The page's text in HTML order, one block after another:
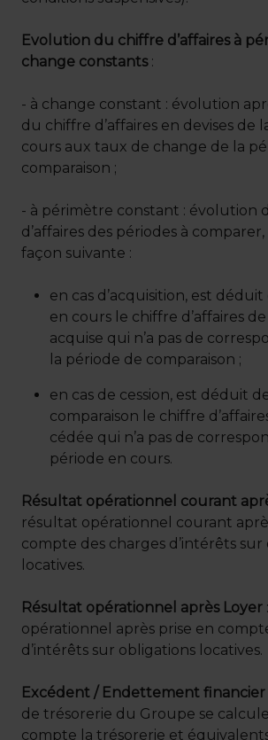
Evolution du chiffre d’affaires à
change constants:
- à change constant : évolution
du chiffre d’affaires en devises de
cours aux taux de change de la
comparaison ;
- à périmètre constant : évolution
d’affaires des périodes à
façon suivante :
en cas d’acquisition, est
en cours le chiffre d’affaires
acquise qui n’a pas de
la période de comparaison ;
en cas de cession, est déduit
comparaison le chiffre
cédée qui n’a pas de
période en cours.
Résultat opérationnel courant
résultat opérationnel courant
compte des charges d’intérêts
locatives.
Résultat opérationnel après Loyer
opérationnel après prise en
d’intérêts sur obligations locatives.
Excédent / Endettement
de trésorerie du Groupe se
compte la trésorerie et